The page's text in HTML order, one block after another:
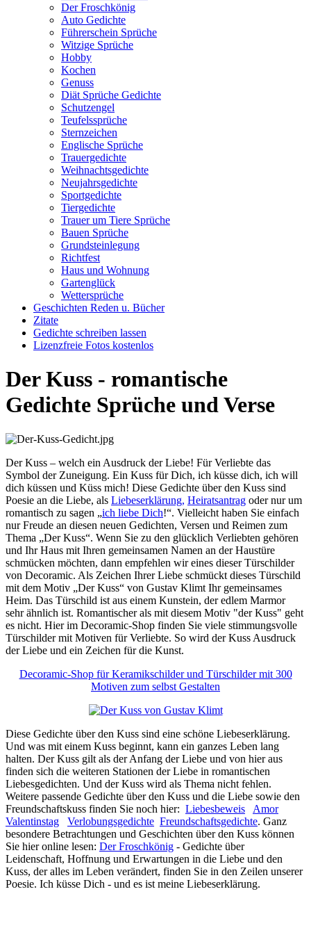
Der Froschkönig
Auto Gedichte
Führerschein Sprüche
Witzige Sprüche
Hobby
Kochen
Genuss
Diät Sprüche Gedichte
Schutzengel
Teufelssprüche
Sternzeichen
Englische Sprüche
Trauergedichte
Weihnachtsgedichte
Neujahrsgedichte
Sportgedichte
Tiergedichte
Trauer um Tiere Sprüche
Bauen Sprüche
Grundsteinlegung
Richtfest
Haus und Wohnung
Gartenglück
Wettersprüche
Geschichten Reden u. Bücher
Zitate
Gedichte schreiben lassen
Lizenzfreie Fotos kostenlos
Der Kuss - romantische
Gedichte Sprüche und Verse
Der Kuss – welch ein Ausdruck der Liebe! Für Verliebte das
Symbol der Zuneigung. Ein Kuss für Dich, ich küsse dich, ich will
dich küssen und Küss mich! Diese Gedichte über den Kuss sind
Poesie an die Liebe, als Liebeserklärung, Heiratsantrag oder nur um
romantisch zu sagen „ich liebe Dich!“. Vielleicht haben Sie einfach
nur Freude an diesen neuen Gedichten, Versen und Reimen zum
Thema „Der Kuss“. Wenn Sie zu den glücklich Verliebten gehören
und Ihr Haus mit Ihren gemeinsamen Namen an der Haustüre
schmücken möchten, dann empfehlen wir eines dieser Türschilder
von Decoramic. Als Zeichen Ihrer Liebe schmückt dieses Türschild
mit dem Motiv „Der Kuss“ von Gustav Klimt Ihr gemeinsames
Heim. Das Türschild ist aus einem Kunstein, der edlem Marmor
sehr ähnlich ist. Romantischer als mit diesem Motiv "der Kuss" geht
es nicht. Hier im Decoramic-Shop finden Sie viele stimmungsvolle
Türschilder mit Motiven für Verliebte. So wird der Kuss Ausdruck
der Liebe und ein Zeichen für die Kunst.
Decoramic-Shop für Keramikschilder und Türschilder mit 300
Motiven zum selbst Gestalten
Diese Gedichte über den Kuss sind eine schöne Liebeserklärung.
Und was mit einem Kuss beginnt, kann ein ganzes Leben lang
halten. Der Kuss gilt als der Anfang der Liebe und von hier aus
finden sich die weiteren Stationen der Liebe in romantischen
Liebesgedichten. Und der Kuss wird als Thema nicht fehlen.
Weitere passende Gedichte über den Kuss und die Liebe sowie den
Freundschaftskuss finden Sie noch hier: Liebesbeweis
Amor
Valentinstag
Verlobungsgedichte Freundschaftsgedichte. Ganz
besondere Betrachtungen und Geschichten über den Kuss können
Sie hier online lesen: Der Froschkönig - Gedichte über
Leidenschaft, Hoffnung und Erwartungen in die Liebe und den
Kuss, der alles im Leben verändert, finden Sie in den Zeilen unserer
Poesie. Ich küsse Dich - und es ist meine Liebeserklärung.